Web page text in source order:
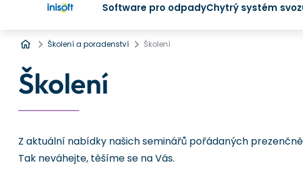
Software pro odpadyChytrý systém
Úvod
Školení a poradenství Školení
Školení
Z aktuální nabídky našich seminářů pořádaných
Tak neváhejte, těšíme se na Vás.